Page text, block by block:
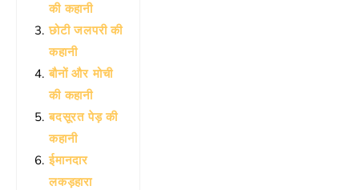
की कहानी
छोटी जलपरी की
कहानी
बौनों और मोची
की कहानी
बदसूरत पेड़ की
कहानी
ईमानदार
लकड़हारा